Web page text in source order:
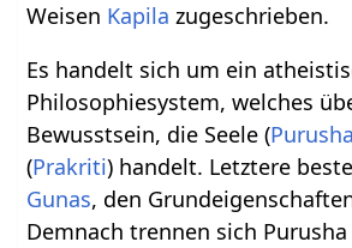
Weisen Kapila zugeschrieben.
Es handelt sich um ein
Philosophiesystem, welches
Bewusstsein, die Seele (
(Prakriti) handelt. Letztere
Gunas, den
Demnach trennen sich